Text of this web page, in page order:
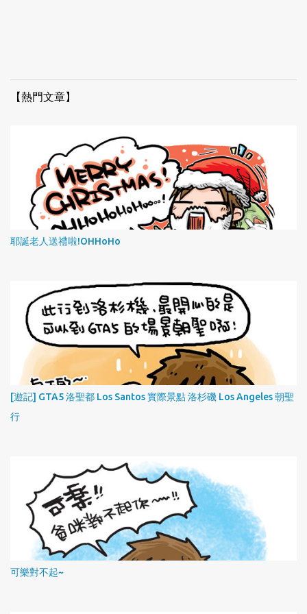
【熱門文章】
耶誕老人送禮啦!OHHoHo
[遊記] GTA5 洛聖都 Los Santos 實際景點 洛杉磯 Los Angeles 朝聖
行
可樂對不起~